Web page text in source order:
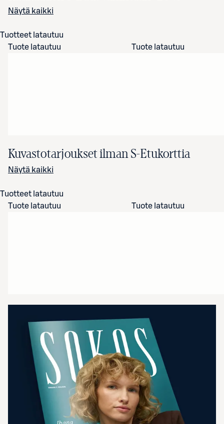
Näytä kaikki
Tuotteet latautuu
Tuote latautuu
Tuote latautuu
Kuvastotarjoukset ilman S-Etukorttia
Näytä kaikki
Tuotteet latautuu
Tuote latautuu
Tuote latautuu